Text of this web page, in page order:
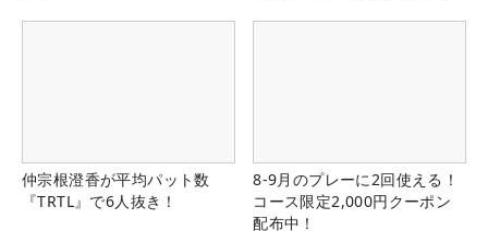
仲宗根澄香が平均パット数
『TRTL』で6人抜き！
8-9月のプレーに2回使える！
コース限定2,000円クーポン
配布中！